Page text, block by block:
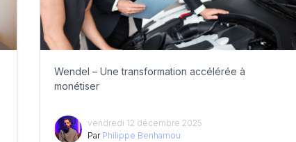
Wendel – Une transformation accélérée à
monétiser
vendredi 12 décembre 2025
Par Philippe Benhamou